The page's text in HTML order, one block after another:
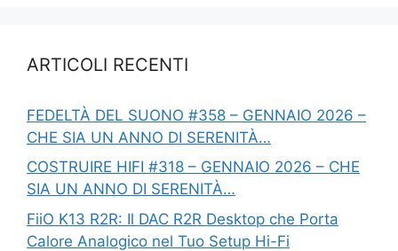
ARTICOLI RECENTI
FEDELTÀ DEL SUONO #358 – GENNAIO 2026 –
CHE SIA UN ANNO DI SERENITÀ…
COSTRUIRE HIFI #318 – GENNAIO 2026 – CHE
SIA UN ANNO DI SERENITÀ…
FiiO K13 R2R: Il DAC R2R Desktop che Porta
Calore Analogico nel Tuo Setup Hi-Fi